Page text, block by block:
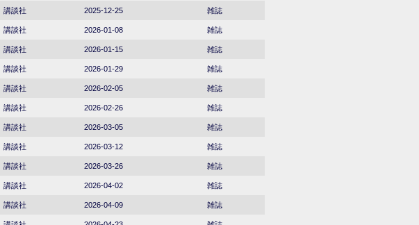
講談社 2025-12-25 雑誌
講談社 2026-01-08 雑誌
講談社 2026-01-15 雑誌
講談社 2026-01-29 雑誌
講談社 2026-02-05 雑誌
講談社 2026-02-26 雑誌
講談社 2026-03-05 雑誌
講談社 2026-03-12 雑誌
講談社 2026-03-26 雑誌
講談社 2026-04-02 雑誌
講談社 2026-04-09 雑誌